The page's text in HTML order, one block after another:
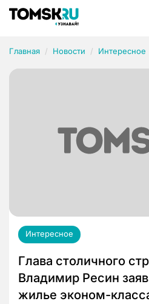
Главная Новости Интересное
Интересное
Глава столичного
Владимир Ресин
жилье эконом-